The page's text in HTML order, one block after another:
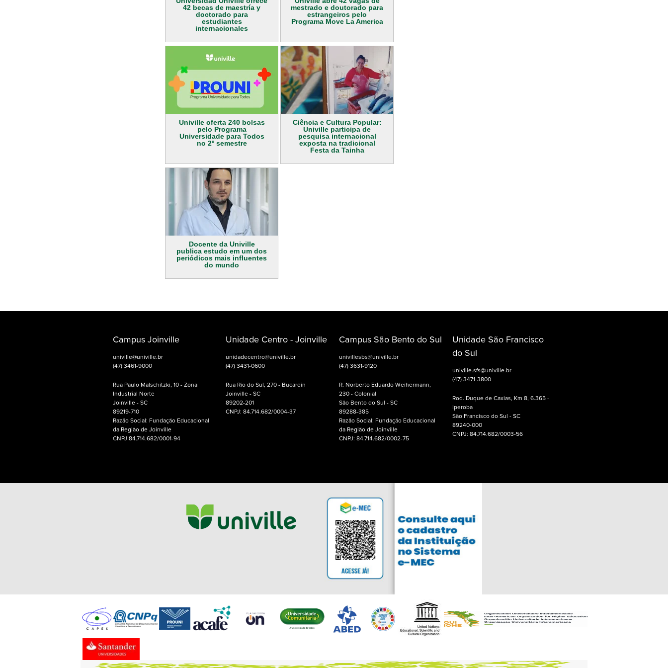
42 becas de maestría y
doctorado para
estudiantes
internacionales
mestrado e doutorado para
estrangeiros pelo
Programa Move La America
Univille oferta 240 bolsas
pelo Programa
Universidade para Todos
no 2º semestre
Ciência e Cultura Popular:
Univille participa de
pesquisa internacional
exposta na tradicional
Festa da Tainha
Docente da Univille
publica estudo em um dos
periódicos mais influentes
do mundo
Campus Joinville
univille@univille.br
(47) 3461-9000
Rua Paulo Malschitzki, 10 - Zona
Industrial Norte
Joinville - SC
89219-710
Razão Social: Fundação Educacional
da Região de Joinville
CNPJ 84.714.682/0001-94
Unidade Centro - Joinville
unidadecentro@univille.br
(47) 3431-0600
Rua Rio do Sul, 270 - Bucarein
Joinville - SC
89202-201
CNPJ: 84.714.682/0004-37
Campus São Bento do Sul
univillesbs@univille.br
(47) 3631-9120
R. Norberto Eduardo Weihermann,
230 - Colonial
São Bento do Sul - SC
89288-385
Razão Social: Fundação Educacional
da Região de Joinville
CNPJ: 84.714.682/0002-75
Unidade São Francisco
do Sul
univille.sfs@univille.br
(47) 3471-3800
Rod. Duque de Caxias, Km 8, 6.365 -
Iperoba
São Francisco do Sul - SC
89240-000
CNPJ: 84.714.682/0003-56